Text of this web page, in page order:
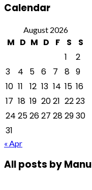
Calendar
August 2026
M D M D F S
S
1
2
3
4 5 6 7 8 9
10 11 12 13 14 15 16
17 18 19 2021 2223
24 252627 282930
31
« Apr
All posts byManu